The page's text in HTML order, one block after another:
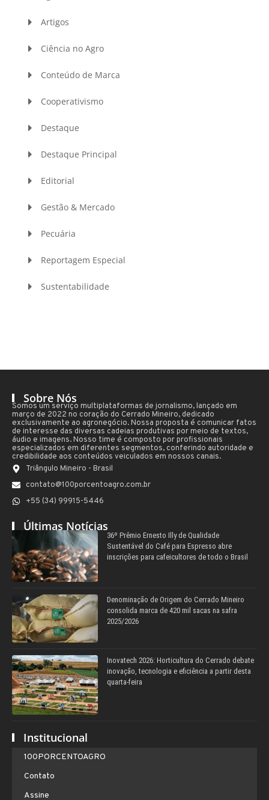
Artigos
Ciência no Agro
Conteúdo de Marca
Cooperativismo
Destaque
Destaque Principal
Editorial
Gestão & Mercado
Pecuária
Reportagem Especial
Sustentabilidade
Sobre Nós
Somos um serviço multiplataformas de jornalismo, lançado em
março de 2022 no coração do Cerrado Mineiro, dedicado
exclusivamente ao agronegócio. Nossa proposta é comunicar fatos
de interesse das diversas cadeias produtivas por meio de textos,
áudio e imagens. Nosso time é composto por profissionais
especializados em diferentes segmentos, conferindo autoridade e
credibilidade aos conteúdos veiculados em nossos canais.
Triângulo Mineiro - Brasil
contato@100porcentoagro.com.br
+55 (34) 99915-5446
Últimas Notícias
36º Prêmio Ernesto Illy de Qualidade
Sustentável do Café para Espresso abre
inscrições para cafeicultores de todo o Brasil
Denominação de Origem do Cerrado Mineiro
consolida marca de 420 mil sacas na safra
2025/2026
Inovatech 2026: Horticultura do Cerrado debate
inovação, tecnologia e eficiência a partir desta
quarta-feira
Institucional
100PORCENTOAGRO
Contato
Assine